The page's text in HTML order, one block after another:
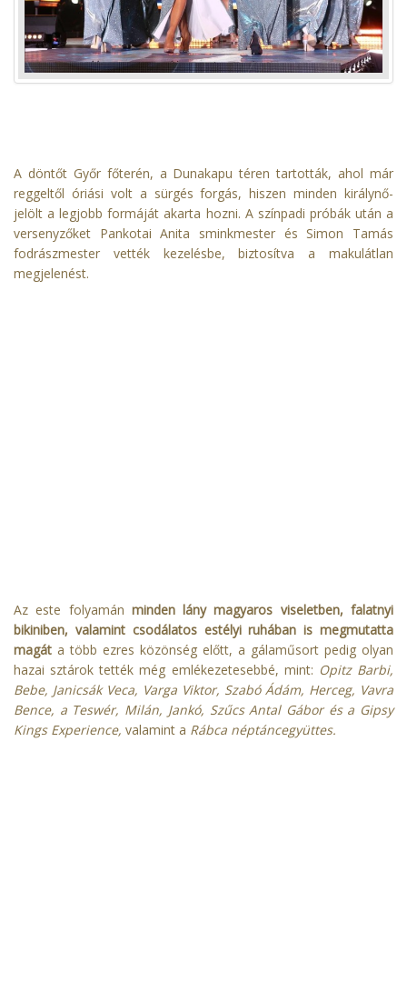
A döntőt Győr főterén, a Dunakapu téren tartották, ahol már
reggeltől óriási volt a sürgés forgás, hiszen minden királynő-
jelölt a legjobb formáját akarta hozni. A színpadi próbák után a
versenyzőket Pankotai Anita sminkmester és Simon Tamás
fodrászmester vették kezelésbe, biztosítva a makulátlan
megjelenést.
Az este folyamán minden lány magyaros viseletben, falatnyi
bikiniben, valamint csodálatos estélyi ruhában is megmutatta
magát a több ezres közönség előtt, a gálaműsort pedig olyan
hazai sztárok tették még emlékezetesebbé, mint: Opitz Barbi,
Bebe, Janicsák Veca, Varga Viktor, Szabó Ádám, Herceg, Vavra
Bence, a Teswér, Milán, Jankó, Szűcs Antal Gábor és a Gipsy
Kings Experience, valamint a Rábca néptáncegyüttes.